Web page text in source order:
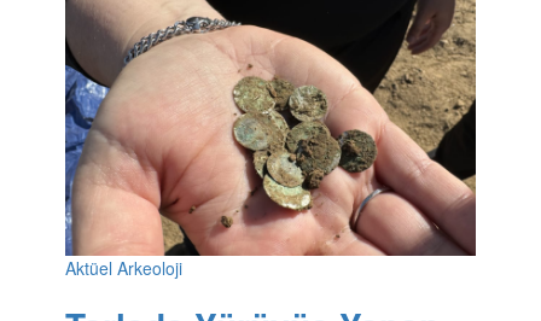
Aktüel Arkeoloji